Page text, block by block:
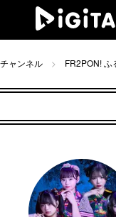
チャンネル FR2PON! ふ